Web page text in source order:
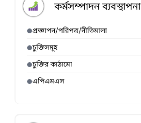
কর্মসম্পাদন ব্যবস্থাপনা
প্রজ্ঞাপন/পরিপত্র/নীতিমালা
চুক্তিসমূহ
চুক্তির কাঠামো
এপিএমএস